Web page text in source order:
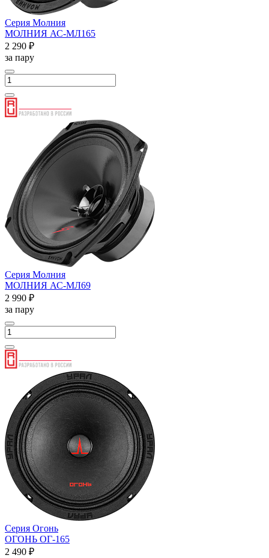
Серия Молния
МОЛНИЯ АС-МЛ165
2 290 ₽
за пару
Серия Молния
МОЛНИЯ АС-МЛ69
2 990 ₽
за пару
Серия Огонь
ОГОНЬ ОГ-165
2 490 ₽